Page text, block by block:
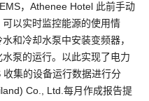
，Athenee Hotel 此前手动
以实时监控能源的使用情
和冷却水泵中安装变频器，
泵的运行。以此实现了电力
集的设备运行数据进行分
Co., Ltd.每月作成报告提